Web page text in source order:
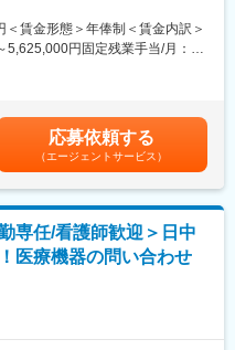
な技術をゼロから学ぶことがで
ようにサポートします。
患についての知識をしっかり学
問い合わせ対応の練習をし、よ
対応を聞いてくれるので、安心
た、わからないことは、上司や
てくれるので、一人で抱えるこ
に準拠した各種資料を作成頂き
ブや映像担当、デジタル担当に
りますが、クライアントやケア
、クライアントへ訪問したり、
だきます。また撮影やインタビ
賃金形態＞年俸制＜賃金内訳＞
円固定残業手当/月：
評価によって前後する可能性がご
合がございます。賃金はあくまで
て上下する可能性があります。
記です。
応募依頼する
（エージェントサービス）
専任/看護師歓迎＞日中
医療機器の問い合わせ